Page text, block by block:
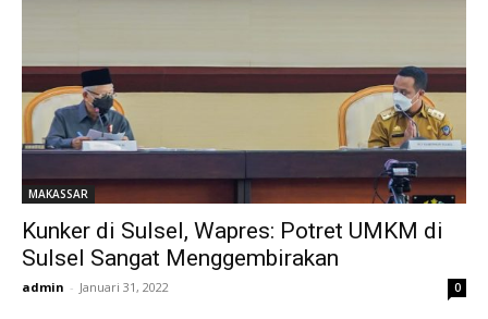
MAKASSAR
Kunker di Sulsel, Wapres: Potret UMKM di
Sulsel Sangat Menggembirakan
admin - Januari 31, 2022 0